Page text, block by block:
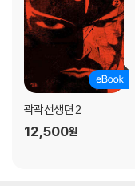
곽곽선생뎐 2
12,500원